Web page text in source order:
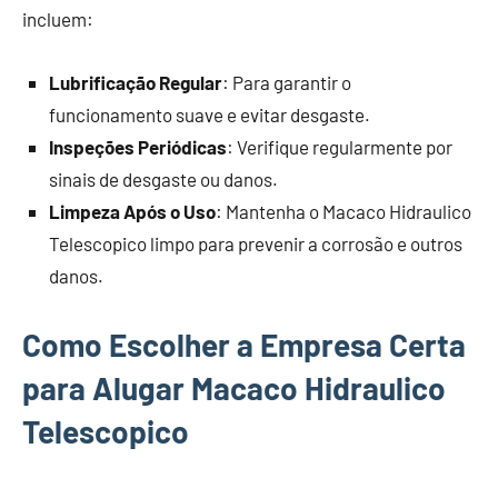
incluem:
Lubrificação Regular: Para garantir o
funcionamento suave e evitar desgaste.
Inspeções Periódicas: Verifique regularmente por
sinais de desgaste ou danos.
Limpeza Após o Uso: Mantenha o Macaco Hidraulico
Telescopico limpo para prevenir a corrosão e outros
danos.
Como Escolher a Empresa Certa
para Alugar Macaco Hidraulico
Telescopico